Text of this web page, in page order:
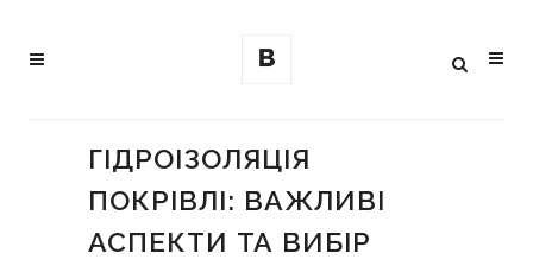
ГІДРОІЗОЛЯЦІЯ
ПОКРІВЛІ: ВАЖЛИВІ
АСПЕКТИ ТА ВИБІР